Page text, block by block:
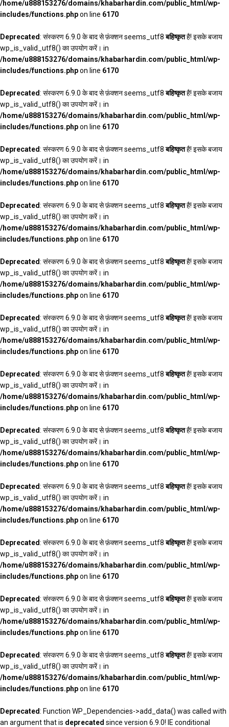
/home/u888153276/domains/khabarhardin.com/public_html/wp-
includes/functions.phpon line 6170
Deprecated: संस्करण 6.9.0 के बाद से फ़ंक्शन seems_utf8बहिष्कृतहै! इसके बजाय
wp_is_valid_utf8() का उपयोग करें। in
/home/u888153276/domains/khabarhardin.com/public_html/wp-
includes/functions.phpon line 6170
Deprecated: संस्करण 6.9.0 के बाद से फ़ंक्शन seems_utf8बहिष्कृतहै! इसके बजाय
wp_is_valid_utf8() का उपयोग करें। in
/home/u888153276/domains/khabarhardin.com/public_html/wp-
includes/functions.phpon line 6170
Deprecated: संस्करण 6.9.0 के बाद से फ़ंक्शन seems_utf8बहिष्कृतहै! इसके बजाय
wp_is_valid_utf8() का उपयोग करें। in
/home/u888153276/domains/khabarhardin.com/public_html/wp-
includes/functions.phpon line 6170
Deprecated: संस्करण 6.9.0 के बाद से फ़ंक्शन seems_utf8बहिष्कृतहै! इसके बजाय
wp_is_valid_utf8() का उपयोग करें। in
/home/u888153276/domains/khabarhardin.com/public_html/wp-
includes/functions.phpon line 6170
Deprecated: संस्करण 6.9.0 के बाद से फ़ंक्शन seems_utf8बहिष्कृतहै! इसके बजाय
wp_is_valid_utf8() का उपयोग करें। in
/home/u888153276/domains/khabarhardin.com/public_html/wp-
includes/functions.phpon line 6170
Deprecated: संस्करण 6.9.0 के बाद से फ़ंक्शन seems_utf8बहिष्कृतहै! इसके बजाय
wp_is_valid_utf8() का उपयोग करें। in
/home/u888153276/domains/khabarhardin.com/public_html/wp-
includes/functions.phpon line 6170
Deprecated: संस्करण 6.9.0 के बाद से फ़ंक्शन seems_utf8बहिष्कृतहै! इसके बजाय
wp_is_valid_utf8() का उपयोग करें। in
/home/u888153276/domains/khabarhardin.com/public_html/wp-
includes/functions.phpon line 6170
Deprecated: संस्करण 6.9.0 के बाद से फ़ंक्शन seems_utf8बहिष्कृतहै! इसके बजाय
wp_is_valid_utf8() का उपयोग करें। in
/home/u888153276/domains/khabarhardin.com/public_html/wp-
includes/functions.phpon line 6170
Deprecated: संस्करण 6.9.0 के बाद से फ़ंक्शन seems_utf8बहिष्कृतहै! इसके बजाय
wp_is_valid_utf8() का उपयोग करें। in
/home/u888153276/domains/khabarhardin.com/public_html/wp-
includes/functions.phpon line 6170
Deprecated: संस्करण 6.9.0 के बाद से फ़ंक्शन seems_utf8बहिष्कृतहै! इसके बजाय
wp_is_valid_utf8() का उपयोग करें। in
/home/u888153276/domains/khabarhardin.com/public_html/wp-
includes/functions.phpon line 6170
Deprecated: संस्करण 6.9.0 के बाद से फ़ंक्शन seems_utf8बहिष्कृतहै! इसके बजाय
wp_is_valid_utf8() का उपयोग करें। in
/home/u888153276/domains/khabarhardin.com/public_html/wp-
includes/functions.phpon line 6170
Deprecated: संस्करण 6.9.0 के बाद से फ़ंक्शन seems_utf8बहिष्कृतहै! इसके बजाय
wp_is_valid_utf8() का उपयोग करें। in
/home/u888153276/domains/khabarhardin.com/public_html/wp-
includes/functions.phpon line 6170
Deprecated: Function WP_Dependencies->add_data() was called with
an argument that is deprecated since version 6.9.0! IE conditional